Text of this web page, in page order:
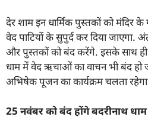
देर शाम इन धार्मिक पुस्तकों को मंदिर के
वेद पाटियों के सुपुर्द कर दिया जाएगा.
और पुस्तकों को बंद करेंगे. इसके साथ ही
धाम में वेद ऋचाओं का वाचन भी बंद हो
अभिषेक पूजन का कार्यक्रम चलता
25 नवंबर को बंद होंगे बदरीनाथ